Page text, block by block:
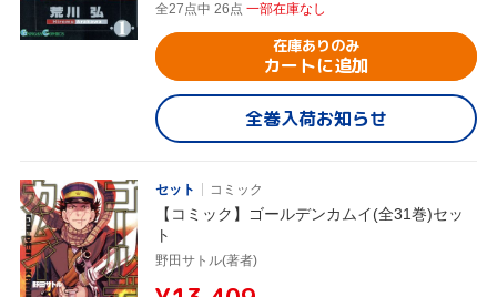
全27点中 26点 一部在庫なし
在庫ありのみ
カートに追加
全巻入荷お知らせ
セット コミック
【コミック】ゴールデンカムイ(全31巻)セッ
ト
野田サトル(著者)